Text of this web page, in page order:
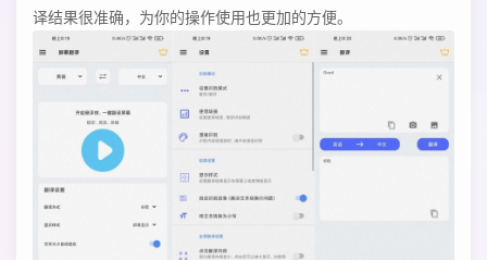
译结果很准确，为你的操作使用也更加的方便。